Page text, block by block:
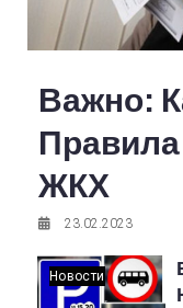
Важно:
ЖКХ
23.02.2023
Новости